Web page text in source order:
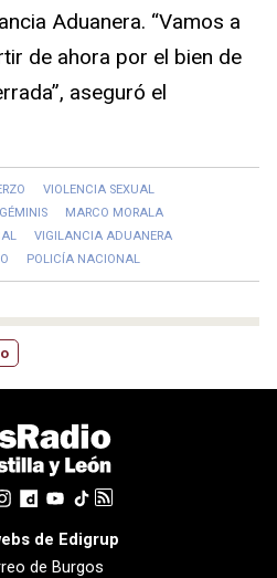
Aduanera. “Vamos a
de ahora por el bien de
aseguró el
VIOLENCIA SEXUAL
MARCO MORALA
VIGILANCIA ADUANERA
POLICÍA NACIONAL
de Edigrup
de Burgos